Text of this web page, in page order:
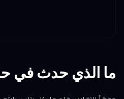
ما الذي حدث في